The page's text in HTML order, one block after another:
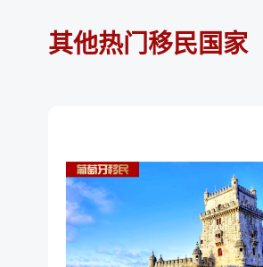
其他热门移民国家